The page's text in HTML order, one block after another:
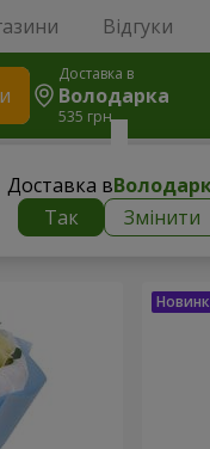
Відгуки
Доставка в
Володарка
535 грн
Доставка в
Так
Змінити